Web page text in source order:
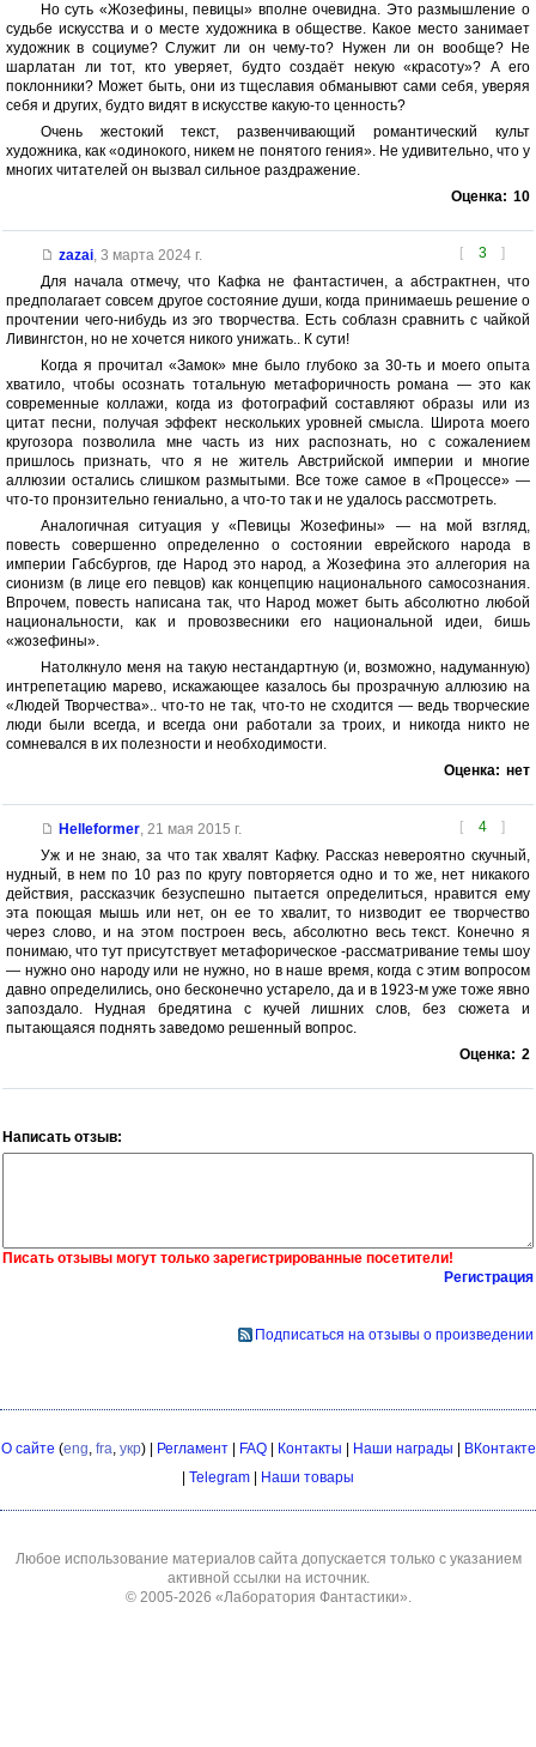
Но суть «Жозефины, певицы» вполне очевидна. Это размышление о
судьбе искусства и о месте художника в обществе. Какое место занимает
художник в социуме? Служит ли он чему-то? Нужен ли он вообще? Не
шарлатан ли тот, кто уверяет, будто создаёт некую «красоту»? А его
поклонники? Может быть, они из тщеславия обманывют сами себя, уверяя
себя и других, будто видят в искусстве какую-то ценность?
Очень жестокий текст, развенчивающий романтический культ
художника, как «одинокого, никем не понятого гения». Не удивительно, что у
многих читателей он вызвал сильное раздражение.
Оценка: 10
[ 3 ]
zazai, 3 марта 2024 г.
Для начала отмечу, что Кафка не фантастичен, а абстрактнен, что
предполагает совсем другое состояние души, когда принимаешь решение о
прочтении чего-нибудь из эго творчества. Есть соблазн сравнить с чайкой
Ливингстон, но не хочется никого унижать.. К сути!
Когда я прочитал «Замок» мне было глубоко за 30-ть и моего опыта
хватило, чтобы осознать тотальную метафоричность романа — это как
современные коллажи, когда из фотографий составляют образы или из
цитат песни, получая эффект нескольких уровней смысла. Широта моего
кругозора позволила мне часть из них распознать, но с сожалением
пришлось признать, что я не житель Австрийской империи и многие
аллюзии остались слишком размытыми. Все тоже самое в «Процессе» —
что-то пронзительно гениально, а что-то так и не удалось рассмотреть.
Аналогичная ситуация у «Певицы Жозефины» — на мой взгляд,
повесть совершенно определенно о состоянии еврейского народа в
империи Габсбургов, где Народ это народ, а Жозефина это аллегория на
сионизм (в лице его певцов) как концепцию национального самосознания.
Впрочем, повесть написана так, что Народ может быть абсолютно любой
национальности, как и провозвесники его национальной идеи, бишь
«жозефины».
Натолкнуло меня на такую нестандартную (и, возможно, надуманную)
интрепетацию марево, искажающее казалось бы прозрачную аллюзию на
«Людей Творчества».. что-то не так, что-то не сходится — ведь творческие
люди были всегда, и всегда они работали за троих, и никогда никто не
сомневался в их полезности и необходимости.
Оценка: нет
[ 4 ]
Helleformer, 21 мая 2015 г.
Уж и не знаю, за что так хвалят Кафку. Рассказ невероятно скучный,
нудный, в нем по 10 раз по кругу повторяется одно и то же, нет никакого
действия, рассказчик безуспешно пытается определиться, нравится ему
эта поющая мышь или нет, он ее то хвалит, то низводит ее творчество
через слово, и на этом построен весь, абсолютно весь текст. Конечно я
понимаю, что тут присутствует метафорическое -рассматривание темы шоу
— нужно оно народу или не нужно, но в наше время, когда с этим вопросом
давно определились, оно бесконечно устарело, да и в 1923-м уже тоже явно
запоздало. Нудная бредятина с кучей лишних слов, без сюжета и
пытающаяся поднять заведомо решенный вопрос.
Оценка: 2
Написать отзыв:
Писать отзывы могут только зарегистрированные посетители!
Регистрация
Подписаться на отзывы о произведении
О сайте (eng, fra, укр) | Регламент| FAQ| Контакты Наши награды
ВКонтакте
Telegram Наши товары
Любое использование материалов сайта допускается только с указанием
активной ссылки на источник.
© 2005-2026 «Лаборатория Фантастики».